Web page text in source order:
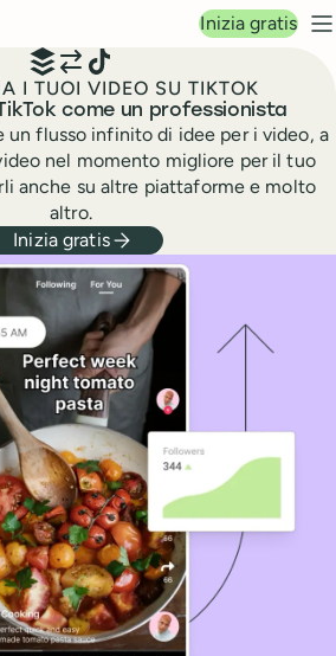
Inizia gratis
I TUOI VIDEO SU TIKTOK
come un professionista
un flusso infinito di idee per i video, a
nel momento migliore per il tuo
anche su altre piattaforme e molto
altro.
Inizia gratis